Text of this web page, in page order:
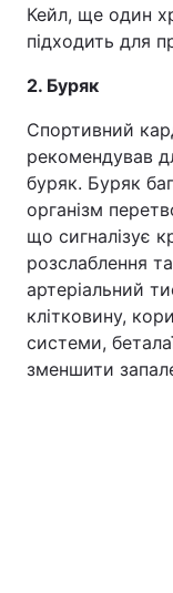
Тема оформлення
Кейл, ще один
підходить для
2. Буряк
Спортивний
рекомендував
буряк. Буряк
організм
що сигналізує
розслаблення
артеріальний
клітковину,
системи,
зменшити